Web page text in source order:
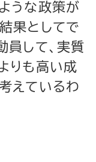
うな政策が
果としてで
員して、実質
りも高い成
えているわ